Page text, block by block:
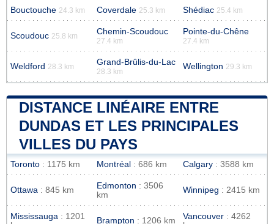
Bouctouche 24.3 km Coverdale 25.3 km Shédiac 25.4 km
Scoudouc 25.8 km Chemin-Scoudouc
27.4 km
Pointe-du-Chêne
27.4 km
Weldford 28.3 km Grand-Brûlis-du-Lac
28.3 km
Wellington 29.3 km
DISTANCE LINÉAIRE ENTRE
DUNDAS ET LES PRINCIPALES
VILLES DU PAYS
Toronto : 1175 km Montréal : 686 km Calgary : 3588 km
Ottawa : 845 km Edmonton : 3506
km
Winnipeg : 2415 km
Mississauga : 1201
Brampton : 1206 km Vancouver : 4262